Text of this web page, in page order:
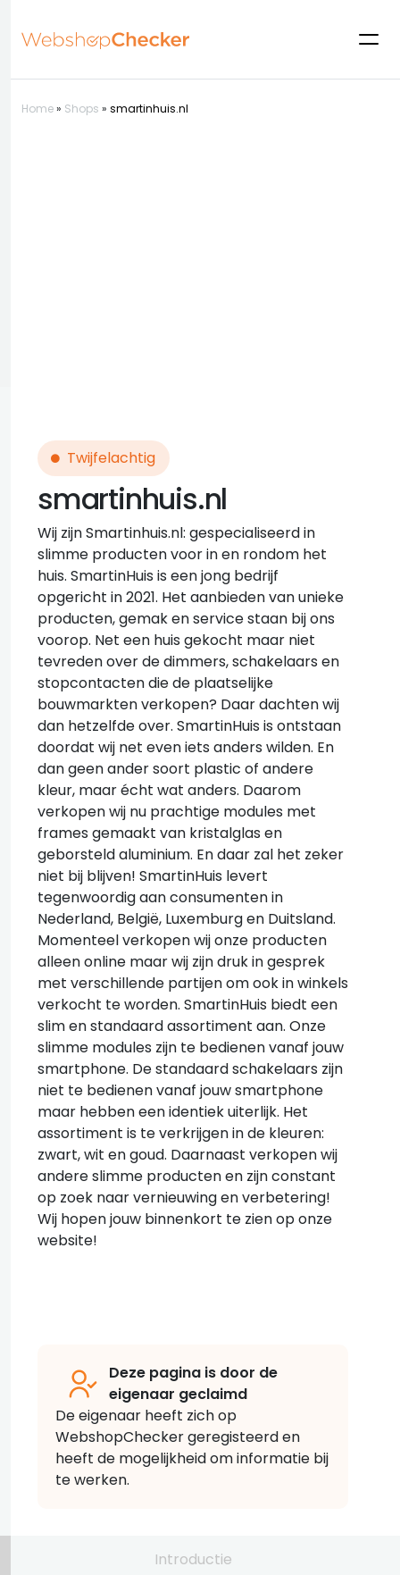
Home» Shops » smartinhuis.nl
Twijfelachtig
smartinhuis.nl
Wij zijn Smartinhuis.nl: gespecialiseerd in
slimme producten voor in en rondom het
huis. SmartinHuis is een jong bedrijf
opgericht in 2021. Het aanbieden van unieke
producten, gemak en service staan bij ons
voorop. Net een huis gekocht maar niet
tevreden over de dimmers, schakelaars en
stopcontacten die de plaatselijke
bouwmarkten verkopen? Daar dachten wij
dan hetzelfde over. SmartinHuis is ontstaan
doordat wij net even iets anders wilden. En
dan geen ander soort plastic of andere
kleur, maar écht wat anders. Daarom
verkopen wij nu prachtige modules met
frames gemaakt van kristalglas en
geborsteld aluminium. En daar zal het zeker
niet bij blijven! SmartinHuis levert
tegenwoordig aan consumenten in
Nederland, België, Luxemburg en Duitsland.
Momenteel verkopen wij onze producten
alleen online maar wij zijn druk in gesprek
met verschillende partijen om ook in winkels
verkocht te worden. SmartinHuis biedt een
slim en standaard assortiment aan. Onze
slimme modules zijn te bedienen vanaf jouw
smartphone. De standaard schakelaars zijn
niet te bedienen vanaf jouw smartphone
maar hebben een identiek uiterlijk. Het
assortiment is te verkrijgen in de kleuren:
zwart, wit en goud. Daarnaast verkopen wij
andere slimme producten en zijn constant
op zoek naar vernieuwing en verbetering!
Wij hopen jouw binnenkort te zien op onze
website!
Deze pagina is door de
eigenaar geclaimd
De eigenaar heeft zich op
WebshopChecker geregisteerd en
heeft de mogelijkheid om informatie bij
te werken.
Introductie